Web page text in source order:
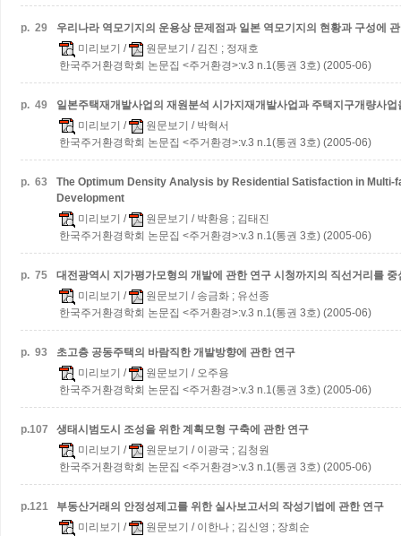
p. 29
우리나라 역모기지의 운용상 문제점과 일본 역모기지의 현황과 구성에
미리보기 / 원문보기 / 김진 ; 정재호
한국주거환경학회 논문집 <주거환경>:v.3 n.1(통권 3호) (2005-06)
p. 49 일본주택재개발사업의 재원분석 시가지재개발사업과 주택지구개량사업
미리보기 / 원문보기 / 박혁서
한국주거환경학회 논문집 <주거환경>:v.3 n.1(통권 3호) (2005-06)
p. 63
The Optimum Density Analysis by Residential Satisfaction in Multi-
Development
미리보기 / 원문보기 / 박환용 ; 김태진
한국주거환경학회 논문집 <주거환경>:v.3 n.1(통권 3호) (2005-06)
p. 75 대전광역시 지가평가모형의 개발에 관한 연구 시청까지의 직선거리를 중
미리보기 / 원문보기 / 송금화 ; 유선종
한국주거환경학회 논문집 <주거환경>:v.3 n.1(통권 3호) (2005-06)
p. 93
초고층 공동주택의 바람직한 개발방향에 관한 연구
미리보기 / 원문보기 / 오주용
한국주거환경학회 논문집 <주거환경>:v.3 n.1(통권 3호) (2005-06)
p.107
생태시범도시 조성을 위한 계획모형 구축에 관한 연구
미리보기 / 원문보기 / 이광국 ; 김청원
한국주거환경학회 논문집 <주거환경>:v.3 n.1(통권 3호) (2005-06)
p.121
부동산거래의 안정성제고를 위한 실사보고서의 작성기법에 관한 연구
미리보기 / 원문보기 / 이한나 ; 김신영 ; 장희순